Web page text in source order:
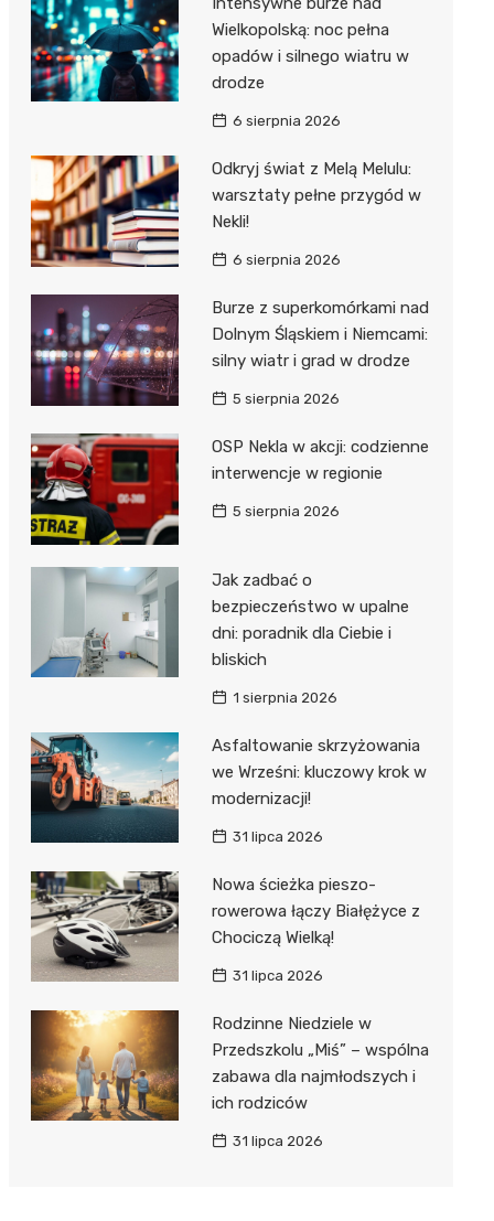
Dzieci Wrzesińskich
Park Miejski im. Dzieci
Wrzesińskich
Jump World Września
Wrzesińska Strefa
Aktywności
Pałac w Miłosławiu
Izba Pamięci Reymonta
Rezerwat Czeszewski Las
Wielkopolską: noc pełna
opadów i silnego wiatru w
drodze
6 sierpnia 2026
Odkryj świat z Melą Melulu:
warsztaty pełne przygód w
Nekli!
6 sierpnia 2026
Burze z superkomórkami nad
Dolnym Śląskiem i Niemcami:
silny wiatr i grad w drodze
5 sierpnia 2026
OSP Nekla w akcji: codzienne
interwencje w regionie
5 sierpnia 2026
Jak zadbać o
bezpieczeństwo w upalne
dni: poradnik dla Ciebie i
bliskich
1 sierpnia 2026
Asfaltowanie skrzyżowania
we Wrześni: kluczowy krok w
modernizacji!
31 lipca 2026
Nowa ścieżka pieszo-
rowerowa łączy Białężyce z
Chociczą Wielką!
31 lipca 2026
Rodzinne Niedziele w
Przedszkolu „Miś” – wspólna
zabawa dla najmłodszych i
ich rodziców
31 lipca 2026